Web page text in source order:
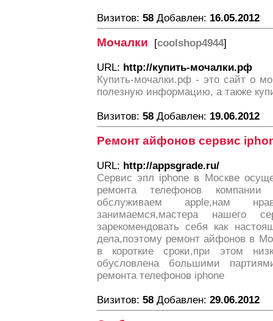
Визитов: 58 Добавлен: 16.05.2012
Мочалки [coolshop4944]
URL: http://купить-мочалки.рф
Купить-мочалки.рф - это сайт о
полезную информацию, а также
Визитов: 58 Добавлен: 19.06.2012
Ремонт айфонов сервис
URL: http://appsgrade.ru/
Сервис эпл iphone в Москве
ремонта телефонов
обслуживаем apple,нам
занимаемся,мастера нашего
зарекомендовать себя как
дела,поэтому ремонт айфонов в
в короткие сроки,при этом
обусловлена большими
ремонта телефонов iphone
Визитов: 58 Добавлен: 29.06.2012